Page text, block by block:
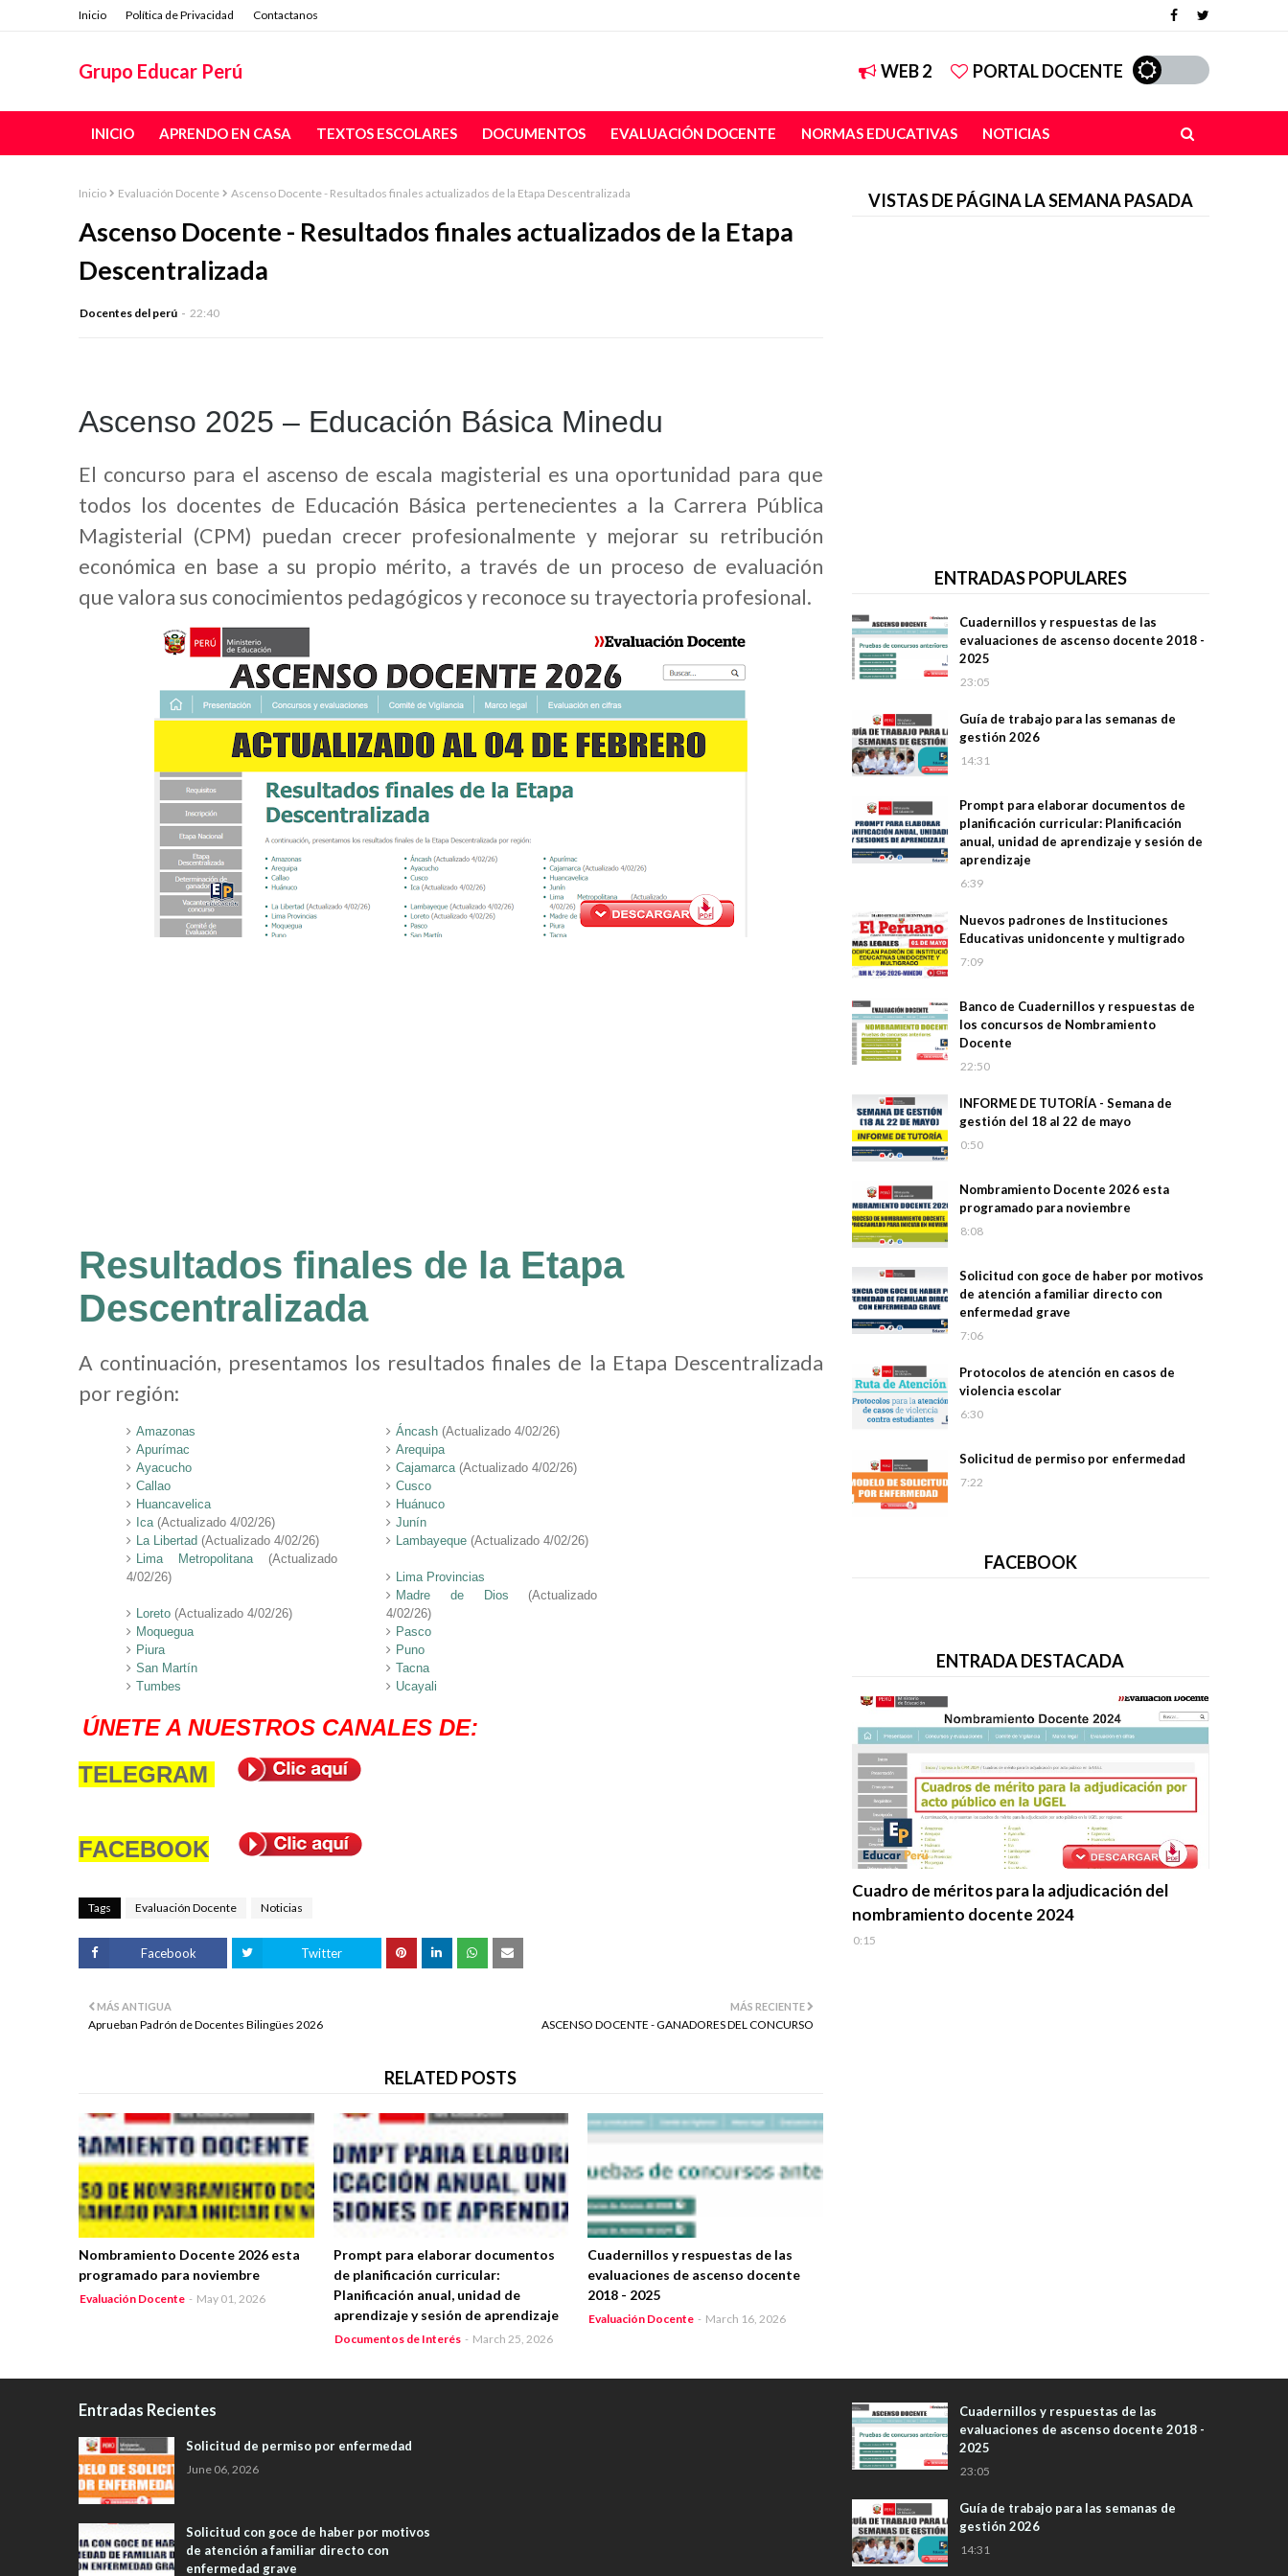
Inicio Política de Privacidad Contactanos
Grupo Educar Perú WEB 2 PORTAL DOCENTE
INICIO APRENDO EN CASA TEXTOS ESCOLARES DOCUMENTOS EVALUACIÓN DOCENTE NORMAS EDUCATIVAS NOTICIAS
Inicio Evaluación Docente Ascenso Docente - Resultados finales actualizados de la Etapa Descentralizada
Ascenso Docente - Resultados finales actualizados de la Etapa
Descentralizada
Docentes del perú 22:40
Ascenso 2025 – Educación Básica Minedu
El concurso para el ascenso de escala magisterial es una oportunidad para que
todos los docentes de Educación Básica pertenecientes a la Carrera Pública
Magisterial (CPM) puedan crecer profesionalmente y mejorar su retribución
económica en base a su propio mérito, a través de un proceso de evaluación
que valora sus conocimientos pedagógicos y reconoce su trayectoria profesional.
Resultados finales de la Etapa
Descentralizada
A continuación, presentamos los resultados finales de la Etapa Descentralizada
por región:
Amazonas Áncash (Actualizado 4/02/26)
Apurímac
Arequipa
Ayacucho
Cajamarca(Actualizado 4/02/26)
Callao
Cusco
Huancavelica
Huánuco
Ica(Actualizado 4/02/26)
Junín
La Libertad (Actualizado 4/02/26) Lambayeque (Actualizado 4/02/26)
Lima Metropolitana(Actualizado
4/02/26)
Lima Provincias
Loreto (Actualizado 4/02/26)
Madre de Dios (Actualizado
4/02/26)
Moquegua
Pasco
Piura
Puno
San Martín
Tacna
Tumbes
Ucayali
ÚNETE A NUESTROS CANALES DE:
TELEGRAM
FACEBOOK
Tags Evaluación Docente Noticias
Facebook Twitter
MÁS RECIENTE
ASCENSO DOCENTE - GANADORES DEL CONCURSO
MÁS ANTIGUA
Aprueban Padrón de Docentes Bilingües 2026
RELATED POSTS
Nombramiento Docente 2026 esta
programado para noviembre
Evaluación Docente - May 01, 2026
Prompt para elaborar documentos
de planificación curricular:
Planificación anual, unidad de
aprendizaje y sesión de aprendizaje
Documentos de Interés - March 25, 2026
Cuadernillos y respuestas de las
evaluaciones de ascenso docente
2018 - 2025
Evaluación Docente - March 16, 2026
VISTAS DE PÁGINA LA SEMANA PASADA
ENTRADAS POPULARES
Cuadernillos y respuestas de las
evaluaciones de ascenso docente 2018 -
2025
23:05
Guía de trabajo para las semanas de
gestión 2026
14:31
Prompt para elaborar documentos de
planificación curricular: Planificación
anual, unidad de aprendizaje y sesión de
aprendizaje
6:39
Nuevos padrones de Instituciones
Educativas unidoncente y multigrado
7:09
Banco de Cuadernillos y respuestas de
los concursos de Nombramiento
Docente
22:50
INFORME DE TUTORÍA - Semana de
gestión del 18 al 22 de mayo
0:50
Nombramiento Docente 2026 esta
programado para noviembre
8:08
Solicitud con goce de haber por motivos
de atención a familiar directo con
enfermedad grave
7:06
Protocolos de atención en casos de
violencia escolar
6:30
Solicitud de permiso por enfermedad
7:22
FACEBOOK
ENTRADA DESTACADA
Cuadro de méritos para la adjudicación del
nombramiento docente 2024
0:15
Entradas Recientes
Solicitud de permiso por enfermedad
June 06, 2026
Solicitud con goce de haber por motivos
de atención a familiar directo con
enfermedad grave
Cuadernillos y respuestas de las
evaluaciones de ascenso docente 2018 -
2025
23:05
Guía de trabajo para las semanas de
gestión 2026
14:31